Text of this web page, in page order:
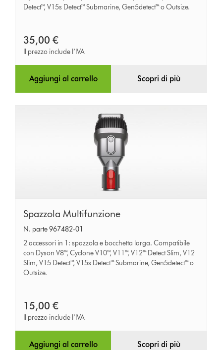
spazi
Detect™, V15s Detect™ Submarine, Gen5detect™ o Outsize.
35,00 €
Il prezzo include l’IVA
Aggiungi al carrello Scopri di più
Spazzola
Multifunzione
Spazzola Multifunzione
N. parte 967482-01
2 accessori in 1: spazzola e bocchetta larga. Compatibile
con Dyson V8™, Cyclone V10™, V11™, V12™ Detect Slim, V12
Slim, V15 Detect™, V15s Detect™ Submarine, Gen5detect™ o
Outsize.
15,00 €
Il prezzo include l’IVA
Aggiungi al carrello Scopri di più